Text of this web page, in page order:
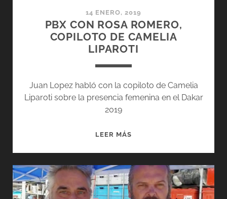
14 ENERO, 2019
PBX CON ROSA ROMERO,
COPILOTO DE CAMELIA
LIPAROTI
Juan Lopez habló con la copiloto de Camelia
Liparoti sobre la presencia femenina en el Dakar
2019
LEER MÁS
ROMERO,
COPILOTO
DE